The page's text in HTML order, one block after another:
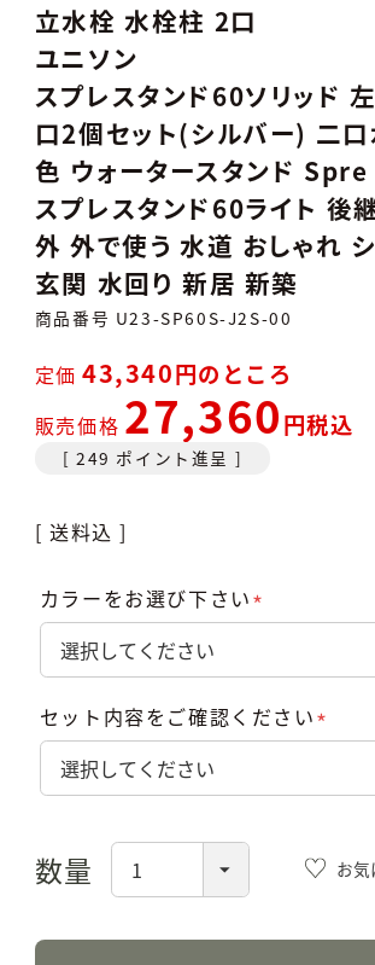
立水栓 水栓柱 2口
ユニソン
スプレスタンド60ソリッド
口2個セット(シルバー) 二
色 ウォータースタンド Spre
スプレスタンド60ライト 後
外 外で使う 水道 おしゃれ
玄関 水回り 新居 新築
商品番号 U23-SP60S-J2S-00
定価 43,340 のところ
販売価格 27,360 税込
[ 249 ポイント進呈 ]
送料込
カラーをお選び下さい
セット内容をご確認ください
お